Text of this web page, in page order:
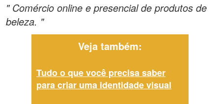
" Comércio online e presencial de produtos de
beleza. "
Veja também:
Tudo o que você precisa saber
para criar uma identidade visual